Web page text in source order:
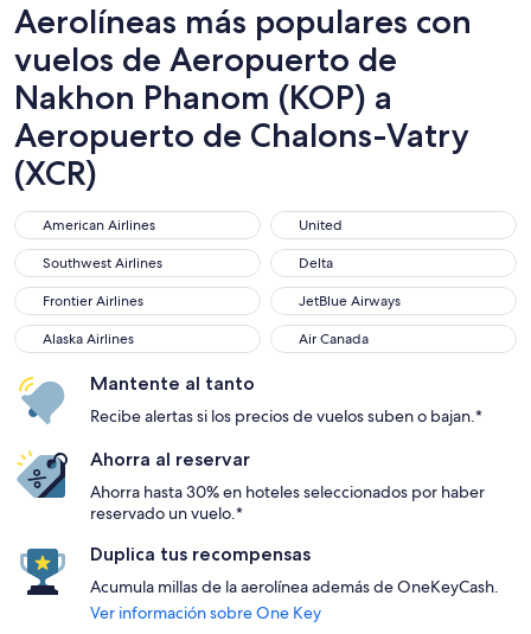
Aerolíneas más populares con
vuelos de Aeropuerto de
Nakhon Phanom (KOP) a
Aeropuerto de Chalons-Vatry
(XCR)
American Airlines
American Airlines United
United
Southwest Airlines
Southwest Airlines Delta
Delta
Frontier Airlines
Frontier Airlines JetBlue Airways
JetBlue Airways
Alaska Airlines
Alaska Airlines Air Canada
Air Canada
Mantente al tanto
Recibe alertas si los precios de vuelos suben o bajan.*
Ahorra al reservar
Ahorra hasta 30% en hoteles seleccionados por haber
reservado un vuelo.*
Duplica tus recompensas
Acumula millas de la aerolínea además de OneKeyCash.
Ver información sobre One Key